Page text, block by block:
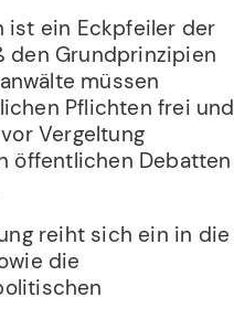
ist ein Eckpfeiler der
den Grundprinzipien
müssen
Pflichten frei und
Vergeltung
öffentlichen Debatten
reiht sich ein in die
die